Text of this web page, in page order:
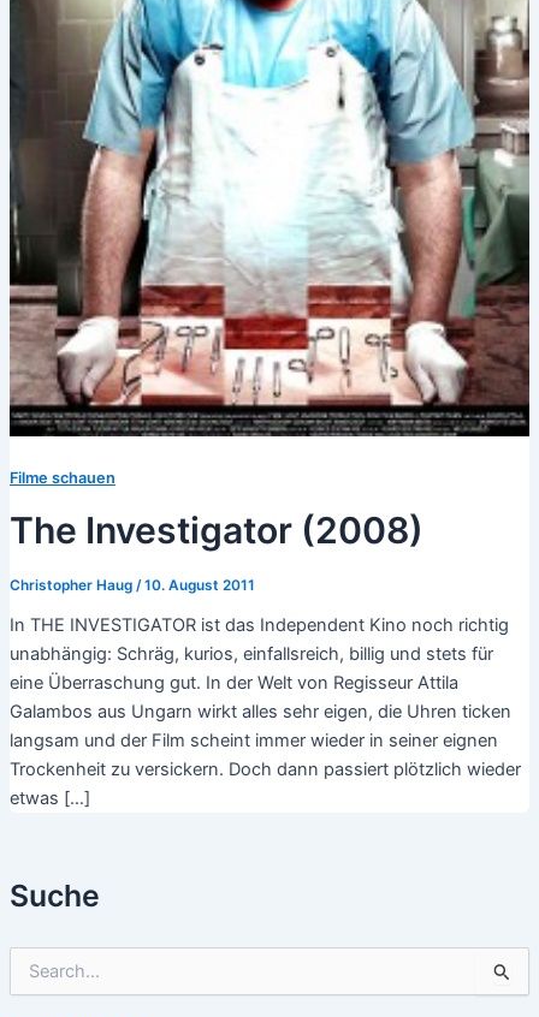
Suche
Filme schauen
The Investigator (2008)
Christopher Haug /10. August 2011
In THE INVESTIGATOR ist das Independent Kino noch richtig
unabhängig: Schräg, kurios, einfallsreich, billig und stets für
eine Überraschung gut. In der Welt von Regisseur Attila
Galambos aus Ungarn wirkt alles sehr eigen, die Uhren ticken
langsam und der Film scheint immer wieder in seiner eignen
Trockenheit zu versickern. Doch dann passiert plötzlich wieder
etwas […]